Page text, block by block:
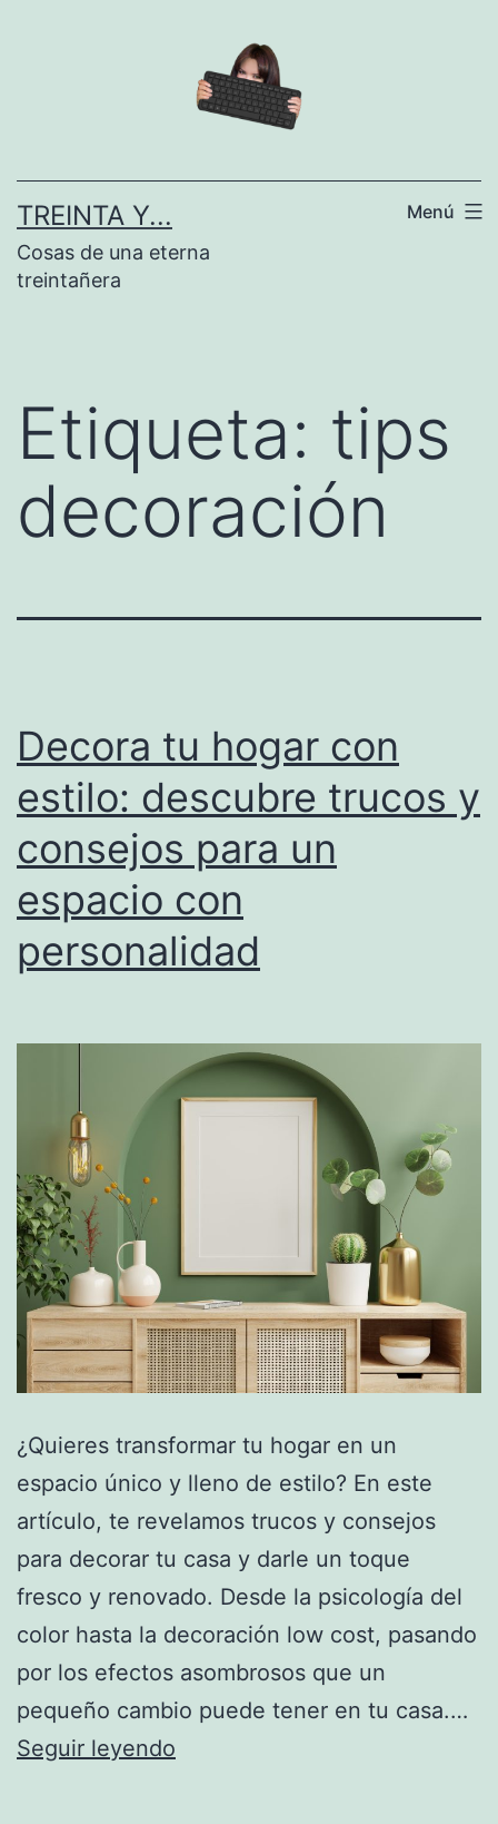
TREINTA Y...
Cosas de una eterna
treintañera
Menú
Etiqueta: tips
decoración
Decora tu hogar con
estilo: descubre trucos y
consejos para un
espacio con
personalidad
¿Quieres transformar tu hogar en un
espacio único y lleno de estilo? En este
artículo, te revelamos trucos y consejos
para decorar tu casa y darle un toque
fresco y renovado. Desde la psicología del
color hasta la decoración low cost, pasando
por los efectos asombrosos que un
pequeño cambio puede tener en tu casa.…
Seguir leyendo